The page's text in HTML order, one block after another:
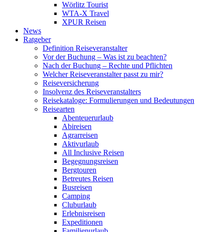
Wörlitz Tourist
WTA-X Travel
XPUR Reisen
News
Ratgeber
Definition Reiseveranstalter
Vor der Buchung – Was ist zu beachten?
Nach der Buchung – Rechte und Pflichten
Welcher Reiseveranstalter passt zu mir?
Reiseversicherung
Insolvenz des Reiseveranstalters
Reisekataloge: Formulierungen und Bedeutungen
Reisearten
Abenteuerurlaub
Abireisen
Agrarreisen
Aktivurlaub
All Inclusive Reisen
Begegnungsreisen
Bergtouren
Betreutes Reisen
Busreisen
Camping
Cluburlaub
Erlebnisreisen
Expeditionen